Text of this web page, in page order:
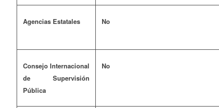
Agencias Estatales No
Consejo Internacional
de Supervisión
Pública
No